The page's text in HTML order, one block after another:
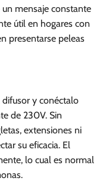
mensaje constante
útil en hogares con
presentarse peleas
y conéctalo
de 230V. Sin
extensiones ni
su eficacia. El
lo cual es normal